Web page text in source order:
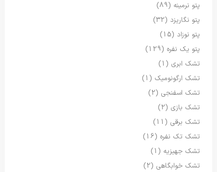
پتو نرمینه (89)
پتو نگاریزد (32)
پتو نوزاد (15)
پتو یک نفره (129)
تشک ابری (1)
تشک ارگونومیک (1)
تشک اسفنجی (2)
تشک بازی (2)
تشک برقی (11)
تشک تک نفره (16)
تشک جهیزیه (1)
تشک خوابگاهی (2)